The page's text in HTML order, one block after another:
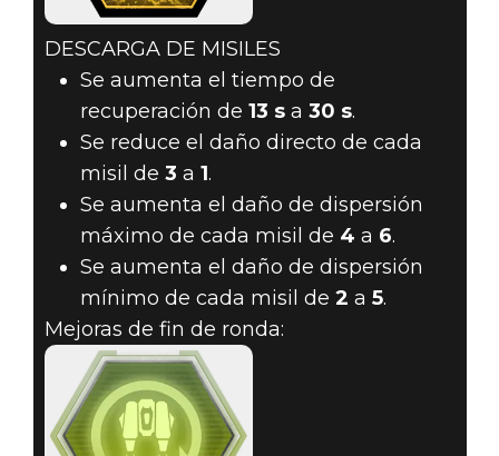
DESCARGA DE MISILES
Se aumenta el tiempo de
recuperación de 13 sa 30 s.
Se reduce el daño directo de cada
misil de 3 a 1.
Se aumenta el daño de dispersión
máximo de cada misil de 4 a 6.
Se aumenta el daño de dispersión
mínimo de cada misil de 2 a 5.
Mejoras de fin de ronda: